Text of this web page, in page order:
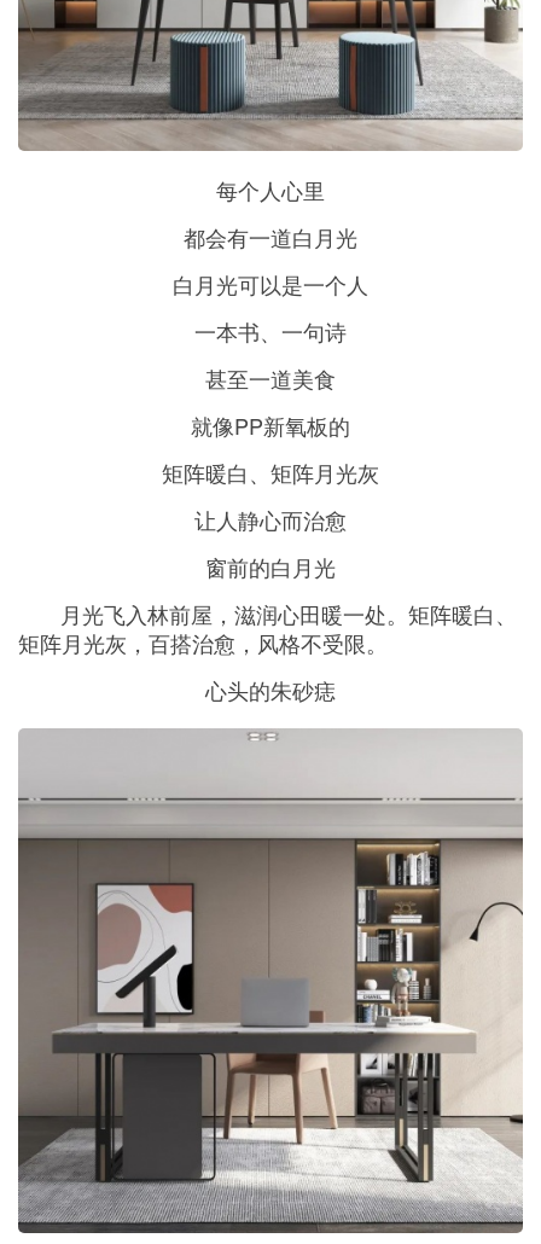
每个人心里
都会有一道白月光
白月光可以是一个人
一本书、一句诗
甚至一道美食
就像PP新氧板的
矩阵暖白、矩阵月光灰
让人静心而治愈
窗前的白月光
月光飞入林前屋，滋润心田暖一处。矩阵暖白、
矩阵月光灰，百搭治愈，风格不受限。
心头的朱砂痣